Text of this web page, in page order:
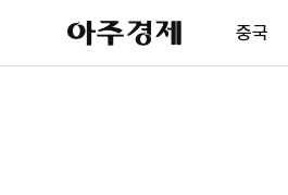
아
주
제
중국